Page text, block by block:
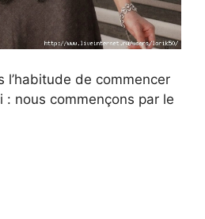
l’habitude de commencer
: nous commençons par le